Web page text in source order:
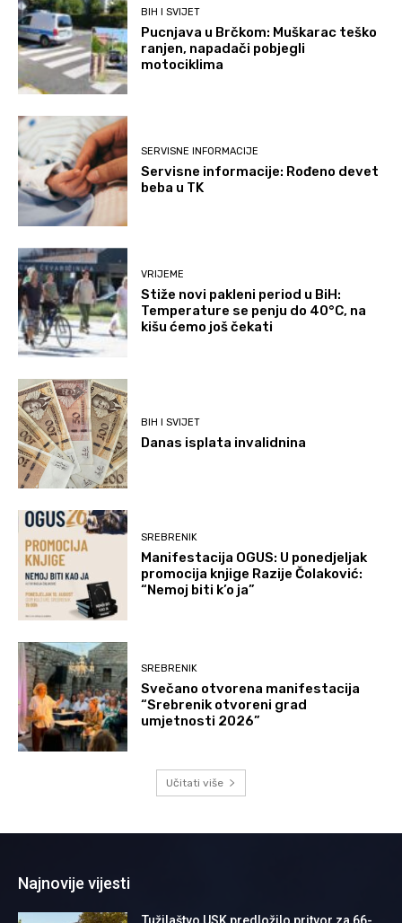
BIH I SVIJET
Pucnjava u Brčkom: Muškarac teško
ranjen, napadači pobjegli
motociklima
SERVISNE INFORMACIJE
Servisne informacije: Rođeno devet
beba u TK
VRIJEME
Stiže novi pakleni period u BiH:
Temperature se penju do 40°C, na
kišu ćemo još čekati
BIH I SVIJET
Danas isplata invalidnina
SREBRENIK
Manifestacija OGUS: U ponedjeljak
promocija knjige Razije Čolaković:
“Nemoj biti k’o ja”
SREBRENIK
Svečano otvorena manifestacija
“Srebrenik otvoreni grad
umjetnosti 2026”
Učitati više
Najnovije vijesti